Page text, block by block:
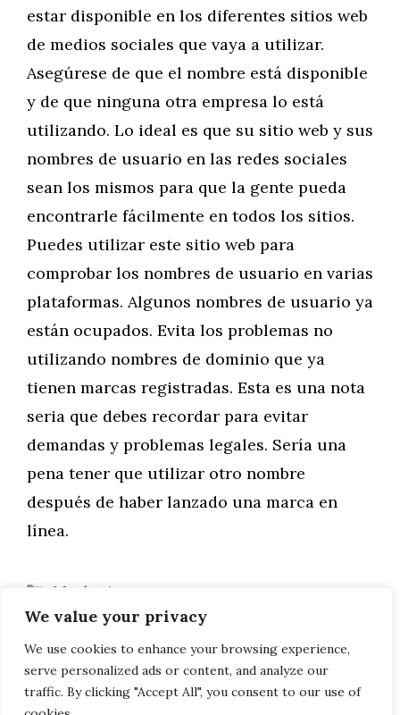
We value your privacy
We use cookies to enhance your browsing experience,
serve personalized ads or content, and analyze our
traffic. By clicking "Accept All", you consent to our use of
estar disponible en los diferentes sitios web
de medios sociales que vaya a utilizar.
Asegúrese de que el nombre está disponible
y de que ninguna otra empresa lo está
utilizando. Lo ideal es que su sitio web y sus
nombres de usuario en las redes sociales
sean los mismos para que la gente pueda
encontrarle fácilmente en todos los sitios.
Puedes utilizar este sitio web para
comprobar los nombres de usuario en varias
plataformas. Algunos nombres de usuario ya
están ocupados. Evita los problemas no
utilizando nombres de dominio que ya
tienen marcas registradas. Esta es una nota
seria que debes recordar para evitar
demandas y problemas legales. Sería una
pena tener que utilizar otro nombre
después de haber lanzado una marca en
línea.
Categorías
Marketing
JUEGO TT ISLE OF MAN
El panel fotovoltaico flexible:
Funcionamiento, ventajas e inconvenientes